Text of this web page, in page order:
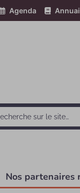
Agenda
Nos partenaires